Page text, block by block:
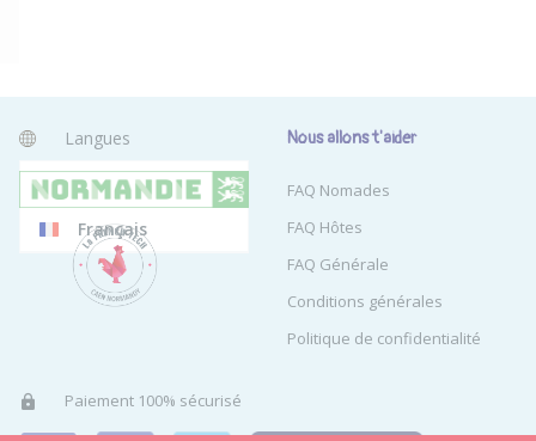
Langues
Anglais
Français
Nous allons t'aider
FAQ Nomades
FAQ Hôtes
FAQ Générale
Conditions générales
Politique de confidentialité
Paiement 100% sécurisé